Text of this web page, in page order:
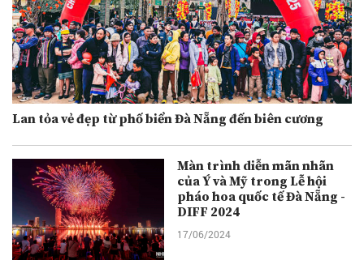
Lan tỏa vẻ đẹp từ phố biển Đà Nẵng đến biên cương
Màn trình diễn mãn nhãn
của Ý và Mỹ trong Lễ hội
pháo hoa quốc tế Đà Nẵng -
DIFF 2024
17/06/2024